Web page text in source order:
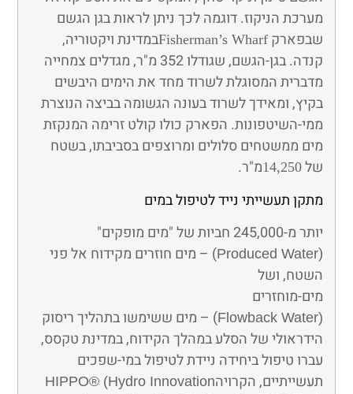
מערכת הניקוז. דוגמה לכך ניתן לראות בגן הגשם
שבפארק Fisherman’s Wharfבמדינת ויקטוריה,
קנדה. בגן-הגשם, שגודלו 352 מ"ר, מגדלים צמחייה
מדברית המסוגלת לשרוד מחד את הימים היבשים
בקיץ, ומאידך לשרוד בעונה הגשומה בביצה הנוצרת
ממי-השיטפונות. הפארק כולו קולט זרימה המנקזת
מים ממשטחים סלולים ומרוצפים בסביבתו, בשטח
של 14,250מ"ר.
מתקן תעשייתי נייד לטיפול במים
יותר מ-245,000 חביות של "מים מופקים"
(
Produced Water) – מים חוזרים מקידוח אל פני
השטח, ושל
מים-מוחזרים
(
Flowback Water) – מים ששימשו בתהליך ריסוק
הידראולי של הסלע במהלך הקידוח, במדינת טקסס,
עברו טיפול ביחידה ניידת לטיפול במי-שפכים
תעשייתיים, הקרויה
HIPPO® (Hydro Innovation